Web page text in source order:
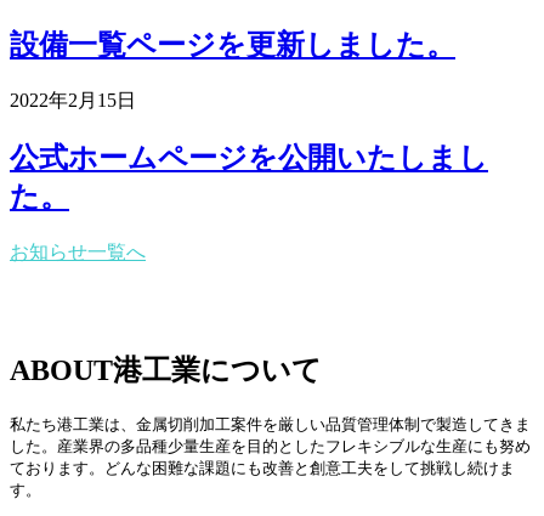
設備一覧ページを更新しました。
2022年2月15日
公式ホームページを公開いたしまし
た。
お知らせ一覧へ
ABOUT港工業について
私たち港工業は、金属切削加工案件を厳しい品質管理体制で製造してきま
した。産業界の多品種少量生産を目的としたフレキシブルな生産にも努め
ております。どんな困難な課題にも改善と創意工夫をして挑戦し続けま
す。